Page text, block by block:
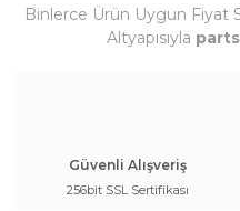
Binlerce Ürün Uygun Fiyat
Altyapısıyla
Güvenli Alışveriş
256bit SSL Sertifikası